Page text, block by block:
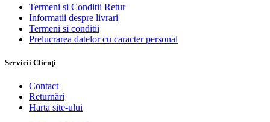
Termeni si Conditii Retur
Informatii despre livrari
Termeni si conditii
Prelucrarea datelor cu caracter personal
Servicii Clienţi
Contact
Returnări
Harta site-ului